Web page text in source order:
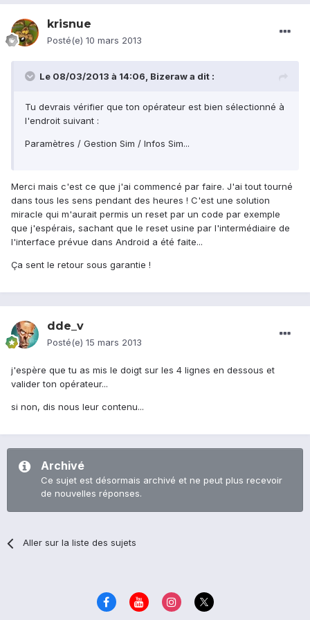
krisnue
Posté(e) 10 mars 2013
Le 08/03/2013 à 14:06, Bizeraw a dit :
Tu devrais vérifier que ton opérateur est bien sélectionné à
l'endroit suivant :
Paramètres / Gestion Sim / Infos Sim...
Merci mais c'est ce que j'ai commencé par faire. J'ai tout tourné
dans tous les sens pendant des heures ! C'est une solution
miracle qui m'aurait permis un reset par un code par exemple
que j'espérais, sachant que le reset usine par l'intermédiaire de
l'interface prévue dans Android a été faite...
Ça sent le retour sous garantie !
dde_v
Posté(e) 15 mars 2013
j'espère que tu as mis le doigt sur les 4 lignes en dessous et
valider ton opérateur...
si non, dis nous leur contenu...
Archivé
Ce sujet est désormais archivé et ne peut plus recevoir
de nouvelles réponses.
Aller sur la liste des sujets